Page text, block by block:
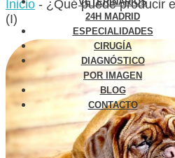
24H MADRID
ESPECIALIDADES
CIRUGÍA
DIAGNÓSTICO
POR IMAGEN
BLOG
CONTACTO
Inicio - ¿Qué puede producir
(I)